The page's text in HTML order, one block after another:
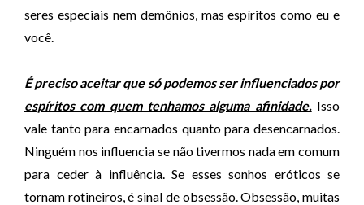
seres especiais nem demônios, mas espíritos como eu e
você.
É preciso aceitar que só podemos ser influenciados por
espíritos com quem tenhamos alguma afinidade. Isso
vale tanto para encarnados quanto para desencarnados.
Ninguém nos influencia se não tivermos nada em comum
para ceder à influência. Se esses sonhos eróticos se
tornam rotineiros, é sinal de obsessão. Obsessão, muitas